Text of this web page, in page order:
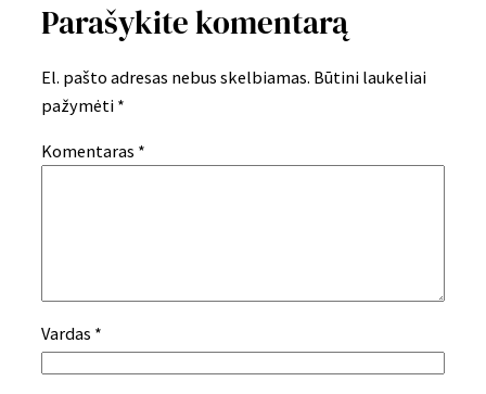
Parašykite komentarą
El. pašto adresas nebus skelbiamas. Būtini laukeliai
pažymėti *
Komentaras *
Vardas *